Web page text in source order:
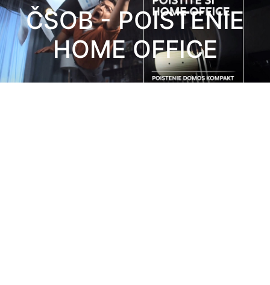
ČSOB - POISTENIE
HOME OFFICE